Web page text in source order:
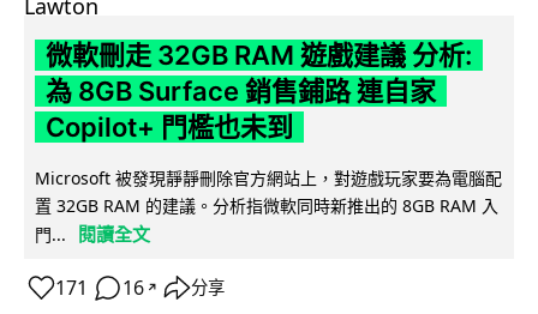
微軟刪走 32GB RAM 遊戲建議 分析:
為 8GB Surface 銷售鋪路 連自家
Copilot+ 門檻也未到
Microsoft 被發現靜靜刪除官方網站上，對遊戲玩家要為電腦配
置 32GB RAM 的建議。分析指微軟同時新推出的 8GB RAM 入
門...
閱讀全文
171 16 ↗ 分享